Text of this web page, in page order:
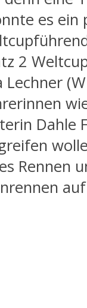
es ein
2
Dahle
Rennen